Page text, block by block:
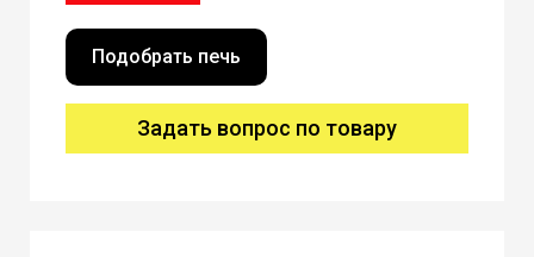
Подобрать печь
Задать вопрос по товару